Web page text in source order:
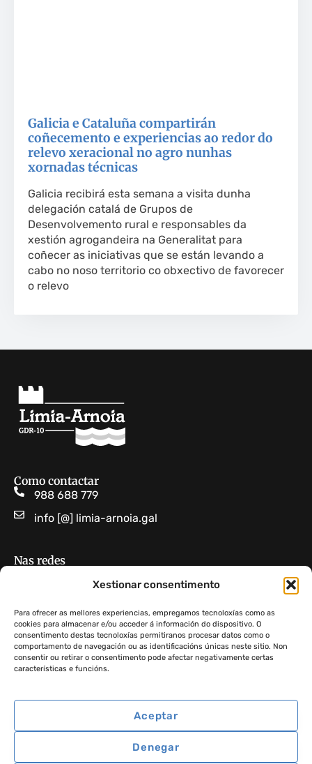
Xestionar consentimento
Para ofrecer as mellores experiencias, empregamos tecnoloxías como as
cookies para almacenar e/ou acceder á información do dispositivo. O
consentimento destas tecnoloxías permitiranos procesar datos como o
comportamento de navegación ou as identificacións únicas neste sitio. Non
consentir ou retirar o consentimento pode afectar negativamente certas
características e funcións.
Aceptar
Denegar
Galicia e Cataluña compartirán
coñecemento e experiencias ao redor do
relevo xeracional no agro nunhas
xornadas técnicas
Galicia recibirá esta semana a visita dunha
delegación catalá de Grupos de
Desenvolvemento rural e responsables da
xestión agrogandeira na Generalitat para
coñecer as iniciativas que se están levando a
cabo no noso territorio co obxectivo de favorecer
o relevo
Como contactar
988 688 779
info [@] limia-arnoia.gal
Nas redes
Non atopas algo?
Política de cookies